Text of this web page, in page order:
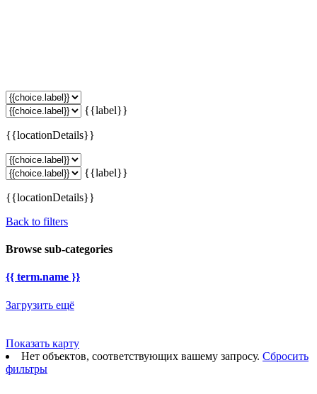
{{label}}
{{locationDetails}}
{{label}}
{{locationDetails}}
Back to filters
Browse sub-categories
{{ term.name }}
Загрузить ещё
Показать карту
Нет объектов, соответствующих вашему запросу. Сбросить
фильтры